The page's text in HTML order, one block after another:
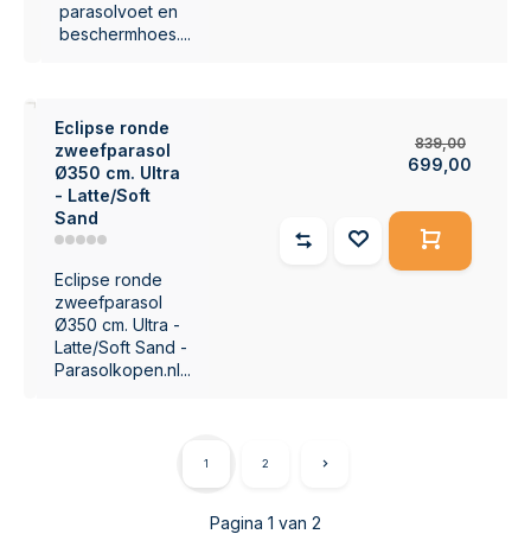
parasolvoet en
beschermhoes....
Eclipse ronde
zweefparasol
Ø350 cm. Ultra
- Latte/Soft
Sand
Eclipse ronde
zweefparasol
Ø350 cm. Ultra -
Latte/Soft Sand -
Parasolkopen.nl...
839,00
699,00
Pagina 1 van 2
1 2